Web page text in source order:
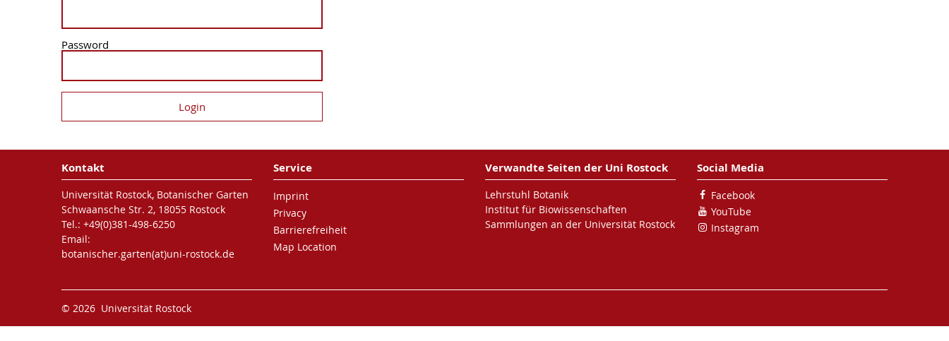
Password
Kontakt
Universität Rostock, Botanischer Garten
Schwaansche Str. 2, 18055 Rostock
Tel.: +49(0)381-498-6250
Email:
botanischer.garten(at)uni-rostock.de
Service
Imprint
Privacy
Barrierefreiheit
Map Location
Verwandte Seiten der Uni Rostock
Lehrstuhl Botanik
Institut für Biowissenschaften
Sammlungen an der Universität Rostock
Social Media
Facebook
YouTube
Instagram
© 2026 Universität Rostock